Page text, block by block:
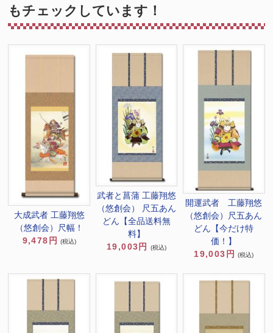
もチェックしています！
大成武者 工藤翔悠
（悠創会）尺幅！
9,478円
(税込)
武者と菖蒲 工藤翔悠
（悠創会） 尺五あん
どん【全品送料無
料】
19,003円
(税込)
開運武者 工藤翔悠
（悠創会）尺五あん
どん【今だけ特
価！】
19,003円
(税込)